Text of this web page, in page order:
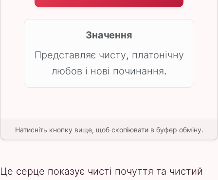
Значення
Представляє чисту, платонічну
любов і нові починання.
Натисніть кнопку вище, щоб скопіювати в буфер обміну.
Це серце показує чисті почуття та чистий